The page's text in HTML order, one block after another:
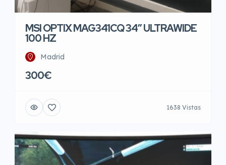
MSI OPTIX MAG341CQ 34″ ULTRAWIDE
100 HZ
Madrid
300€
1638 Vistas